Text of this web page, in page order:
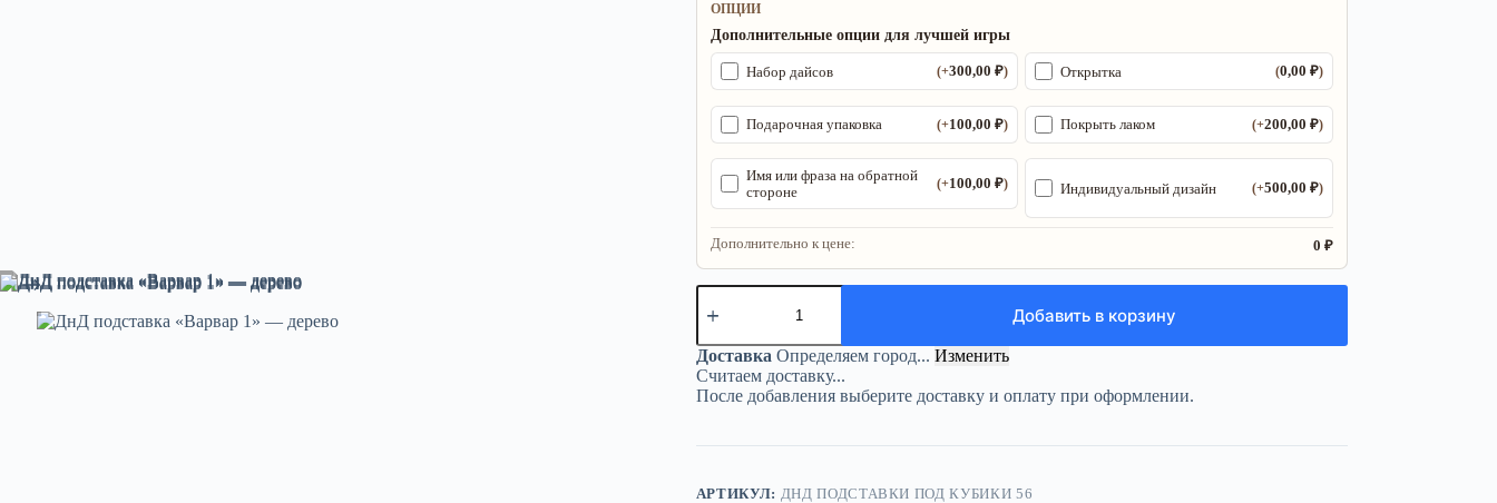
ОПЦИИ
Дополнительные опции для лучшей игры
Набор дайсов (+300,00₽) Открытка (0,00 ₽)
Подарочная упаковка (+100,00₽) Покрыть лаком (+200,00 ₽)
Имя или фраза на обратной
стороне
(+100,00₽) Индивидуальный дизайн (+500,00 ₽)
Дополнительно к цене: 0 ₽
Количество
товара
подставка
«Варвар
1»
—
Добавить в корзину
Доставка Определяем город... Изменить
Считаем доставку...
После добавления выберите доставку и оплату при оформлении.
АРТИКУЛ: ДНД ПОДСТАВКИ ПОД КУБИКИ 56